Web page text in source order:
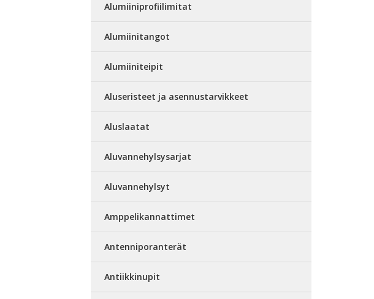
Alumiiniprofiilimitat
Alumiinitangot
Alumiiniteipit
Aluseristeet ja asennustarvikkeet
Aluslaatat
Aluvannehylsysarjat
Aluvannehylsyt
Amppelikannattimet
Antenniporanterät
Antiikkinupit